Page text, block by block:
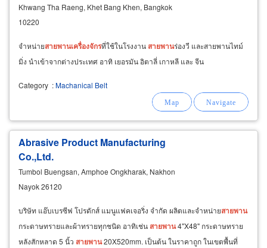
Khwang Tha Raeng, Khet Bang Khen, Bangkok
10220
จำหน่ายสายพานเครื่องจักรที่ใช้ในโรงงาน สายพานร่องวี และสายพานไทม์
มิ่ง นำเข้าจากต่างประเทศ อาทิ เยอรมัน อิตาลี่ เกาหลี และ จีน
Category :Machanical Belt
Abrasive Product Manufacturing
Co.,Ltd.
Tumbol Buengsan, Amphoe Ongkharak, Nakhon
Nayok 26120
บริษัท แอ๊บเบรซีฟ โปรดักส์ แมนูแฟคเจอริ่ง จำกัด ผลิตและจำหน่ายสายพาน
กระดาษทรายและผ้าทรายทุกชนิด อาทิเช่น สายพาน4"X48" กระดาษทราย
หลังสักหลาด 5 นิ้ว สายพาน20X520mm. เป็นต้น ในราคาถูก ในเขตพื้นที่